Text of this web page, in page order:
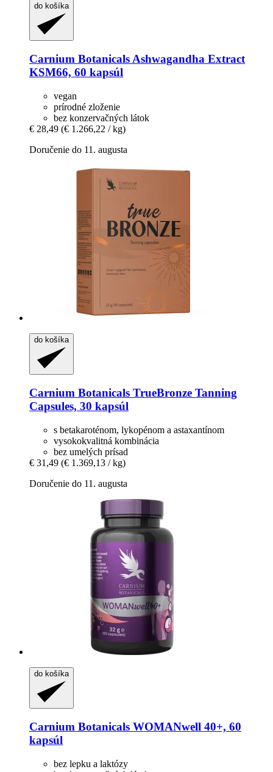
do košíka
Carnium Botanicals Ashwagandha Extract
KSM66, 60 kapsúl
vegan
prírodné zloženie
bez konzervačných látok
€ 28,49 (€ 1.266,22 / kg)
Doručenie do 11. augusta
do košíka
Carnium Botanicals TrueBronze Tanning
Capsules, 30 kapsúl
s betakaroténom, lykopénom a astaxantínom
vysokokvalitná kombinácia
bez umelých prísad
€ 31,49 (€ 1.369,13 / kg)
Doručenie do 11. augusta
do košíka
Carnium Botanicals WOMANwell 40+, 60
kapsúl
bez lepku a laktózy